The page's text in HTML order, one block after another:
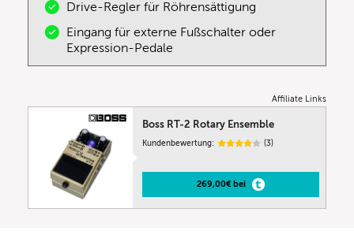
Drive-Regler für Röhrensättigung
Eingang für externe Fußschalter oder
Expression-Pedale
Affiliate Links
Boss RT-2 Rotary Ensemble
Kundenbewertung: (3)
269,00€ bei